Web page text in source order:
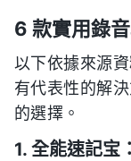
6 款實用錄
以下依據來源
有代表性的解
的選擇。
1. 全能速記宝